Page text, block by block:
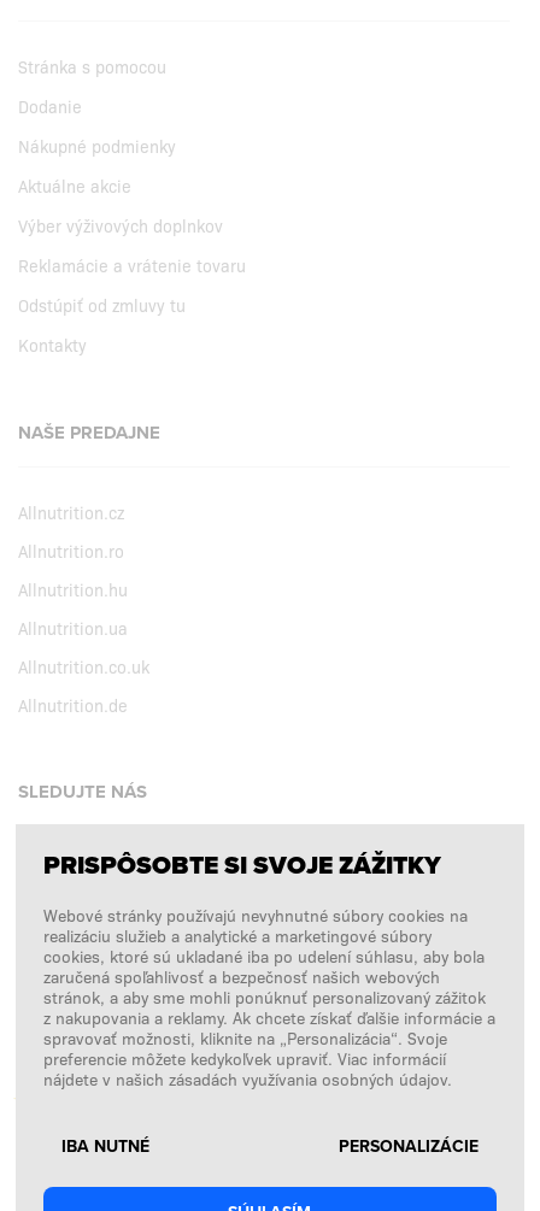
Stránka s pomocou
Dodanie
Nákupné podmienky
Aktuálne akcie
Výber výživových doplnkov
Reklamácie a vrátenie tovaru
Odstúpiť od zmluvy tu
Kontakty
NAŠE PREDAJNE
Allnutrition.cz
Allnutrition.ro
Allnutrition.hu
Allnutrition.ua
Allnutrition.co.uk
Allnutrition.de
SLEDUJTE NÁS
Facebook
Instagram
Copyright © 2026 SFD S. A.
PLATBY SPRACÚVA
PRISPÔSOBTE SI SVOJE ZÁŽITKY
Webové stránky používajú nevyhnutné súbory cookies na
realizáciu služieb a analytické a marketingové súbory
cookies, ktoré sú ukladané iba po udelení súhlasu, aby bola
zaručená spoľahlivosť a bezpečnosť našich webových
stránok, a aby sme mohli ponúknuť personalizovaný zážitok
z nakupovania a reklamy. Ak chcete získať ďalšie informácie a
spravovať možnosti, kliknite na „Personalizácia“. Svoje
preferencie môžete kedykoľvek upraviť. Viac informácií
nájdete v našich zásadách využívania osobných údajov.
IBA NUTNÉ PERSONALIZÁCIE